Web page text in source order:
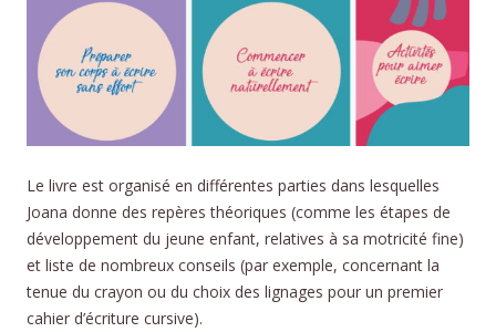
Le livre est organisé en différentes parties dans lesquelles
Joana donne des repères théoriques (comme les étapes de
développement du jeune enfant, relatives à sa motricité fine)
et liste de nombreux conseils (par exemple, concernant la
tenue du crayon ou du choix des lignages pour un premier
cahier d’écriture cursive).